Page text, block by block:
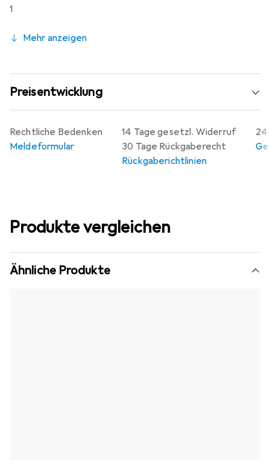
1
Mehr anzeigen
Preisentwicklung
14 Tage gesetzl. Widerruf
30 Tage Rückgaberecht
Rückgaberichtlinien
24
Rechtliche Bedenken
Meldeformular
Produkte vergleichen
Ähnliche Produkte